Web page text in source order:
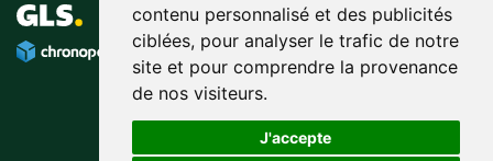
contenu personnalisé et des publicités
ciblées, pour analyser le trafic de notre
site et pour comprendre la provenance
de nos visiteurs.
J'accepte